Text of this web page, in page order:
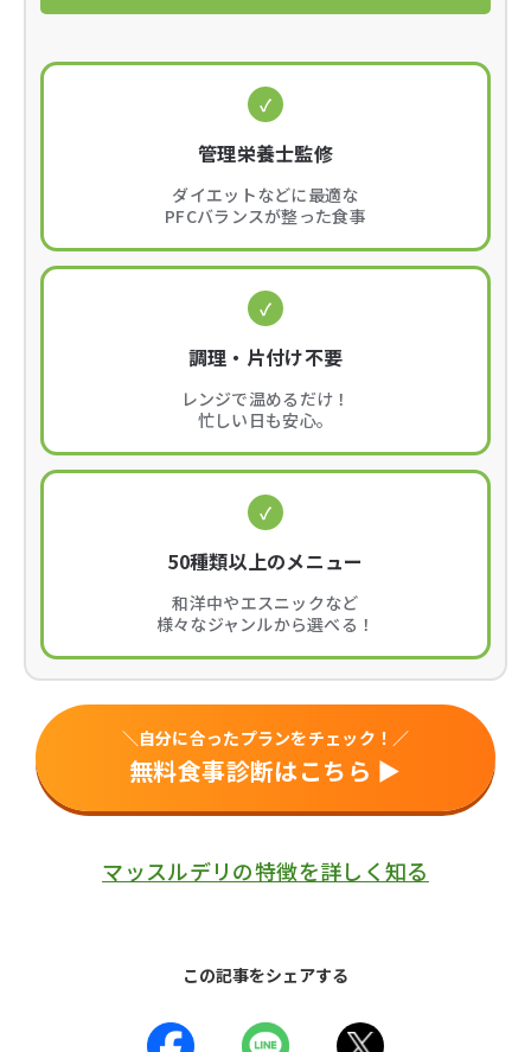
✓
管理栄養士監修
ダイエットなどに最適な
PFCバランスが整った食事
✓
調理・片付け不要
レンジで温めるだけ！
忙しい日も安心。
✓
50種類以上のメニュー
和洋中やエスニックなど
様々なジャンルから選べる！
＼自分に合ったプランをチェック！／
無料食事診断はこちら ▶︎
マッスルデリの特徴を詳しく知る
この記事をシェアする